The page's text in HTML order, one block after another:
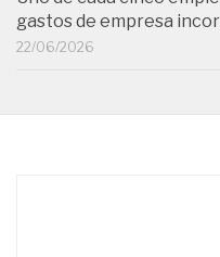
gastos de empresa
22/06/2026